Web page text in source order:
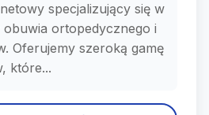
specjalizujący się w
ortopedycznego i
Oferujemy szeroką gamę
które...